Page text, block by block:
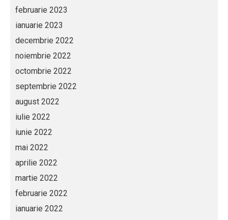
februarie 2023
ianuarie 2023
decembrie 2022
noiembrie 2022
octombrie 2022
septembrie 2022
august 2022
iulie 2022
iunie 2022
mai 2022
aprilie 2022
martie 2022
februarie 2022
ianuarie 2022